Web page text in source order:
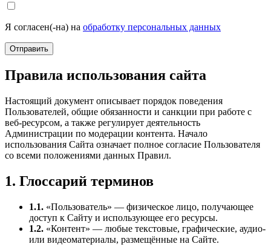
Я согласен(-на) на обработку персональных данных
Отправить
Правила использования сайта
Настоящий документ описывает порядок поведения
Пользователей, общие обязанности и санкции при работе с
веб-ресурсом, а также регулирует деятельность
Администрации по модерации контента. Начало
использования Сайта означает полное согласие Пользователя
со всеми положениями данных Правил.
1. Глоссарий терминов
1.1. «Пользователь» — физическое лицо, получающее
доступ к Сайту и использующее его ресурсы.
1.2. «Контент» — любые текстовые, графические, аудио-
или видеоматериалы, размещённые на Сайте.